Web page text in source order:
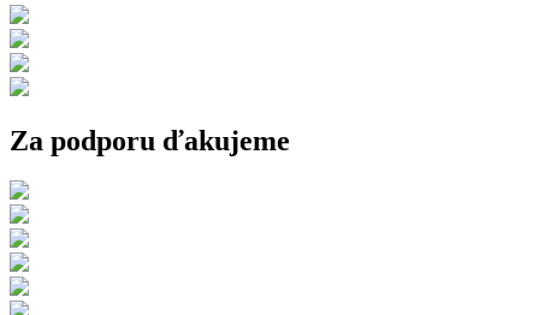
Za podporu ďakujeme